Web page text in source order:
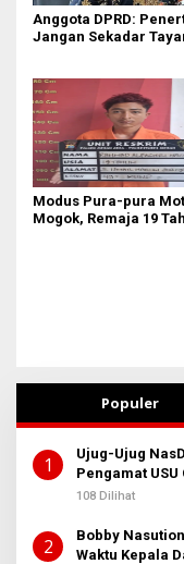
Anggota DPRD:
Jangan Sekadar
Modus Pura-pura
Mogok, Remaja 19
Populer
1
Ujug-Ujug
Pengamat
108 Dilihat
2
Bobby
Waktu Kepala